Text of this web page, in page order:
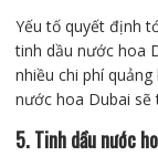
Yếu tố quyết định
tinh dầu nước hoa
nhiều chi phí
nước hoa Dubai sẽ
5. Tinh dầu nước